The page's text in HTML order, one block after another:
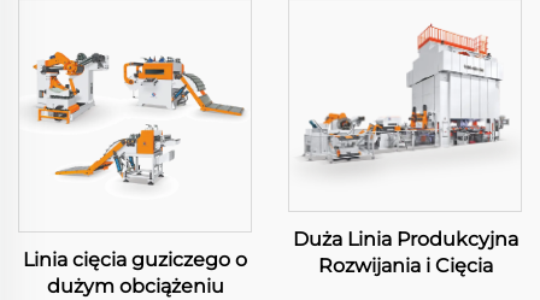
Linia cięcia guziczego o
dużym obciążeniu
Duża Linia Produkcyjna
Rozwijania i Cięcia